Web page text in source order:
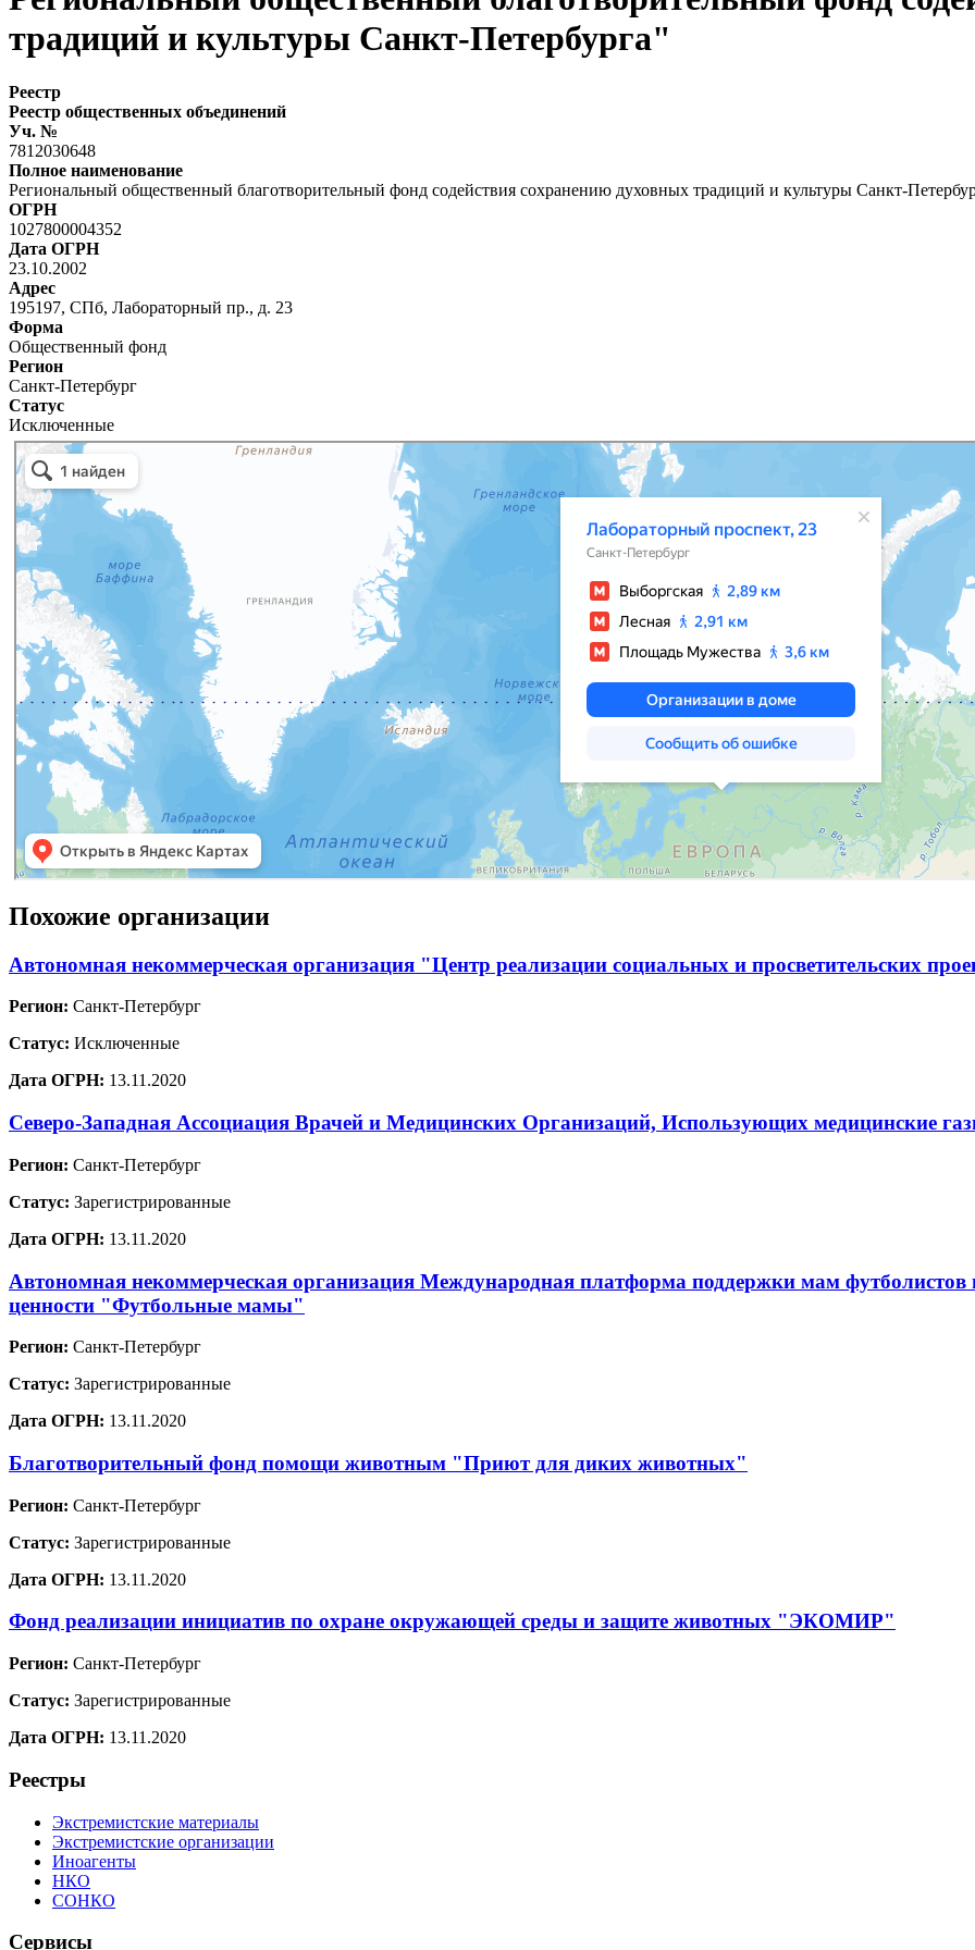
традиций и культуры Санкт-Петербурга"
Реестр
Реестр общественных объединений
Уч. №
7812030648
Полное наименование
Региональный общественный благотворительный фонд содействия сохранению духовных традиций и культуры Санкт-
ОГРН
1027800004352
Дата ОГРН
23.10.2002
Адрес
195197, СПб, Лабораторный пр., д. 23
Форма
Общественный фонд
Регион
Санкт-Петербург
Статус
Исключенные
Похожие организации
Автономная некоммерческая организация "Центр реализации социальных и просветительских
Регион: Санкт-Петербург
Статус: Исключенные
Дата ОГРН: 13.11.2020
Северо-Западная Ассоциация Врачей и Медицинских Организаций, Использующих медицинские
Регион: Санкт-Петербург
Статус: Зарегистрированные
Дата ОГРН: 13.11.2020
Автономная некоммерческая организация Международная платформа поддержки мам футболистов
ценности "Футбольные мамы"
Регион: Санкт-Петербург
Статус: Зарегистрированные
Дата ОГРН: 13.11.2020
Благотворительный фонд помощи животным "Приют для диких животных"
Регион: Санкт-Петербург
Статус: Зарегистрированные
Дата ОГРН: 13.11.2020
Фонд реализации инициатив по охране окружающей среды и защите животных "ЭКОМИР"
Регион: Санкт-Петербург
Статус: Зарегистрированные
Дата ОГРН: 13.11.2020
Реестры
Экстремистские материалы
Экстремистские организации
Иноагенты
НКО
СОНКО
Сервисы